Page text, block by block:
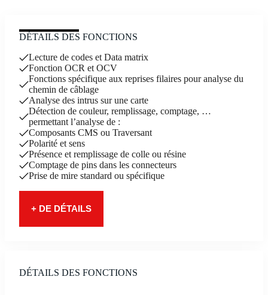
DÉTAILS DES FONCTIONS
Lecture de codes et Data matrix
Fonction OCR et OCV
Fonctions spécifique aux reprises filaires pour analyse du
chemin de câblage
Analyse des intrus sur une carte
Détection de couleur, remplissage, comptage, …
permettant l’analyse de :
Composants CMS ou Traversant
Polarité et sens
Présence et remplissage de colle ou résine
Comptage de pins dans les connecteurs
Prise de mire standard ou spécifique
+ DE DÉTAILS
DÉTAILS DES FONCTIONS